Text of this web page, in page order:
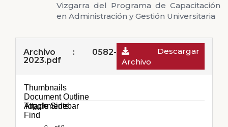
Vizgarra del Programa de Capacitación
en Administración y Gestión Universitaria
Archivo : 0582-
2023.pdf
Descargar
Archivo